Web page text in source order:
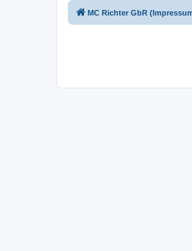
MC Richter GbR